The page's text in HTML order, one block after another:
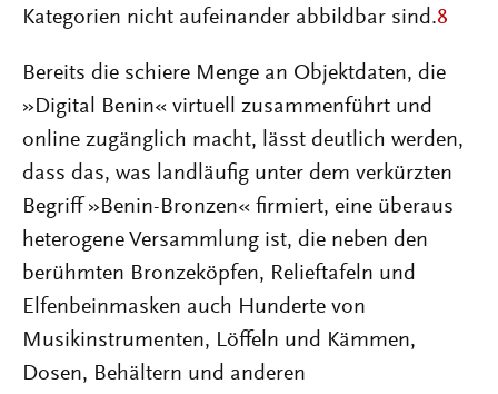
Kategorien nicht aufeinander abbildbar sind.8
Bereits die schiere Menge an Objektdaten, die
»Digital Benin« virtuell zusammenführt und
online zugänglich macht, lässt deutlich werden,
dass das, was landläufig unter dem verkürzten
Begriff »Benin-Bronzen« firmiert, eine überaus
heterogene Versammlung ist, die neben den
berühmten Bronzeköpfen, Relieftafeln und
Elfenbeinmasken auch Hunderte von
Musikinstrumenten, Löffeln und Kämmen,
Dosen, Behältern und anderen